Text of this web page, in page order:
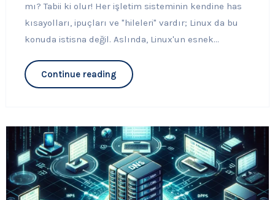
mı? Tabii ki olur! Her işletim sisteminin kendine has
kısayolları, ipuçları ve "hileleri" vardır; Linux da bu
konuda istisna değil. Aslında, Linux'un esnek...
Continue reading